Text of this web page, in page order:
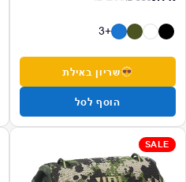
מחיר רגיל
מחיר מבצע
+3
שריון באילת
הוסף לסל
SALE